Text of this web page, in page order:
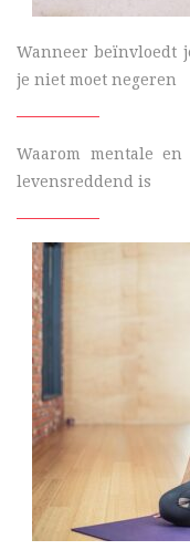
Wanneer beïnvloedt
je niet moet negeren
Waarom mentale
levensreddend is